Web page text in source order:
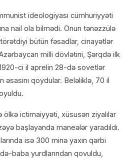
ideologiyası cümhuriyyəti
nail ola bilmədi. Onun tənəzzülə
bütün fəsadlar, cinayətlər
milli dövlətini, Şərqdə ilk
ci il aprelin 28-də sovetlər
əsasını qoydular. Beləliklə, 70 il
ölkə ictimaiyyəti, xüsusən ziyalılar
başlayanda maneələr yaradıldı.
isə 300 minə yaxın qərbi
baba yurdlarından qovuldu,